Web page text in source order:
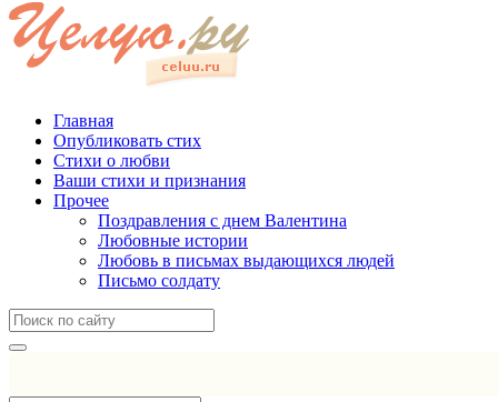
Главная
Опубликовать стих
Стихи о любви
Ваши стихи и признания
Прочее
Поздравления с днем Валентина
Любовные истории
Любовь в письмах выдающихся людей
Письмо солдату